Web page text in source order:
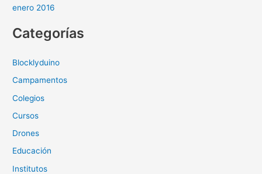
enero 2016
Categorías
Blocklyduino
Campamentos
Colegios
Cursos
Drones
Educación
Institutos